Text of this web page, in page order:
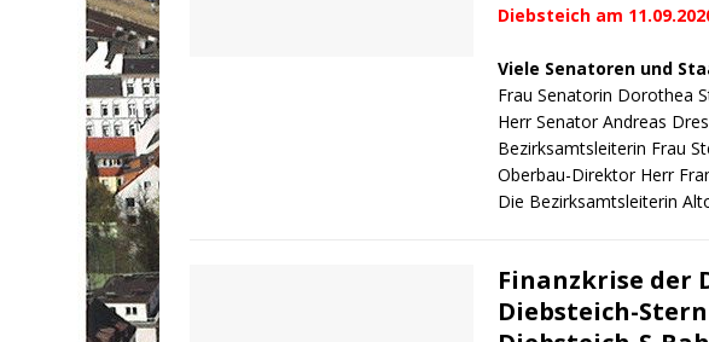
Diebsteich am
Viele Senatoren und
Frau Senatorin Dorothea
Herr Senator Andreas
Bezirksamtsleiterin Frau
Oberbau-Direktor Herr
Die Bezirksamtsleiterin
Finanzkrise der
Diebsteich-